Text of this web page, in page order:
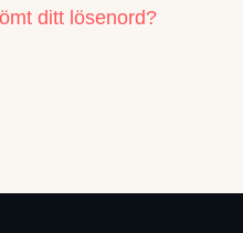
ditt lösenord?